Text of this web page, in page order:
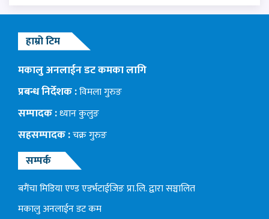
हाम्रो टिम
मकालु अनलाईन डट कमका लागि
प्रबन्ध निर्देशक :विमला गुरुङ
सम्पादक :ध्यान कुलुङ
सहसम्पादक :चक्र गुरुङ
सम्पर्क
बगैंचा मिडिया एण्ड एडर्भटाईजिङ प्रा.लि. द्वारा सञ्चालित
मकालु अनलाईन डट कम